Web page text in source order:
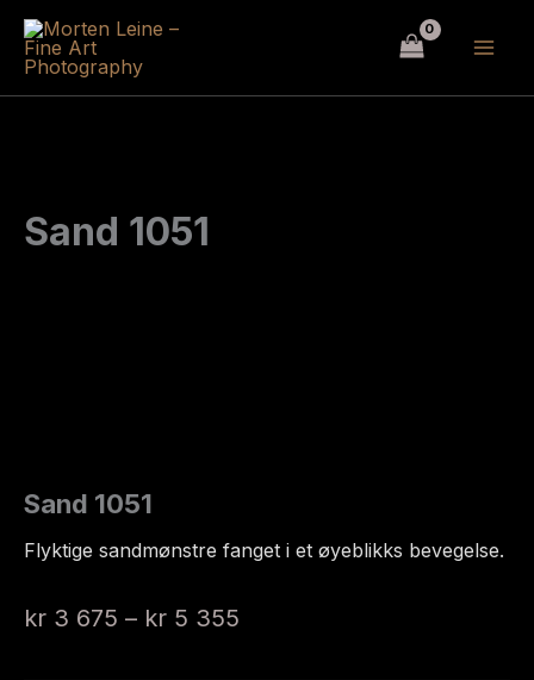
Hopp
rett
Sand 1051
Sand 1051
Flyktige sandmønstre fanget i et øyeblikks bevegelse.
kr 3 675 – kr 5 355